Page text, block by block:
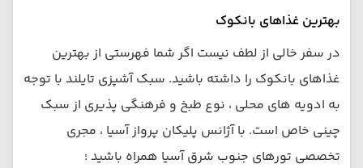
بهترین غذاهای بانکوک
در سفر خالی از لطف نیست اگر شما فهرستی از بهترین
غذاهای بانکوک را داشته باشید. سبک آشپزی تایلند با توجه
به ادویه های محلی ، نوع طبخ و فرهنگی پذیری از سبک
چینی خاص است. با آژانس پلیکان پرواز آسیا ، مجری
تخصصی تورهای جنوب شرق آسیا همراه باشید ؛